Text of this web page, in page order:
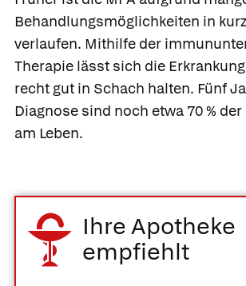
Behandlungsmöglichkeiten in
verlaufen. Mithilfe der
Therapie lässt sich die
recht gut in Schach halten. Fünf
Diagnose sind noch etwa 70 %
am Leben.
Ihre Apotheke
empfiehlt